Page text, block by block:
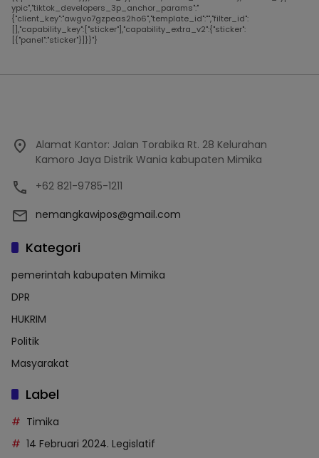
ypic","tiktok_developers_3p_anchor_params":"
{"client_key":"awgvo7gzpeas2ho6","template_id":"","filter_id":
[],"capability_key":["sticker"],"capability_extra_v2":{"sticker":
[{"panel":"sticker"}]}}"}
Alamat Kantor: Jalan Torabika Rt. 28 Kelurahan
Kamoro Jaya Distrik Wania kabupaten Mimika
+62 821-9785-1211
nemangkawipos@gmail.com
Kategori
pemerintah kabupaten Mimika
DPR
HUKRIM
Politik
Masyarakat
Label
Timika
14 Februari 2024. Legislatif